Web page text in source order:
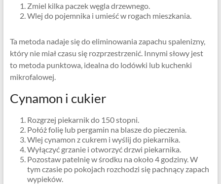
Zmiel kilka paczek węgla drzewnego.
Wlej do pojemnika i umieść w rogach mieszkania.
Ta metoda nadaje się do eliminowania zapachu spalenizny,
który nie miał czasu się rozprzestrzenić. Innymi słowy jest
to metoda punktowa, idealna do lodówki lub kuchenki
mikrofalowej.
Cynamon i cukier
Rozgrzej piekarnik do 150 stopni.
Połóż folię lub pergamin na blasze do pieczenia.
Wlej cynamon z cukrem i wyślij do piekarnika.
Wyłączyć grzanie i otworzyć drzwi piekarnika.
Pozostaw patelnię w środku na około 4 godziny. W
tym czasie po pokojach rozchodzi się pachnący zapach
wypieków.